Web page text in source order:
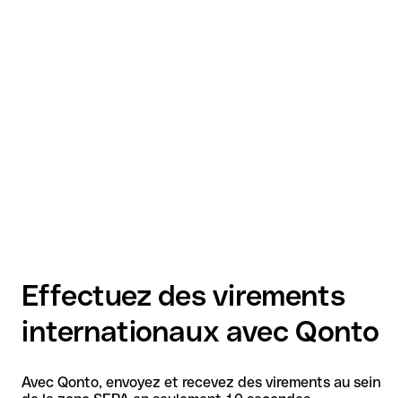
Effectuez des virements
internationaux avec Qonto
Avec Qonto, envoyez et recevez des virements au sein